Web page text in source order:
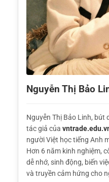
Nguyễn Thị Bảo
Nguyễn Thị Bảo Linh, bút
tác giả của
người Việt học tiếng Anh
Hơn 6 năm kinh nghiệm,
dễ nhớ, sinh động, biến
và truyền cảm hứng cho